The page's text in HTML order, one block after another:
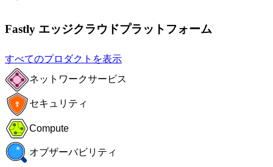
Fastly エッジクラウドプラットフォーム
すべてのプロダクトを表示
ネットワークサービス
セキュリティ
Compute
オブザーバビリティ